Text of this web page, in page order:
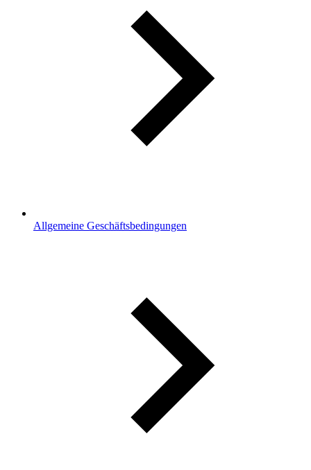
Allgemeine Geschäftsbedingungen